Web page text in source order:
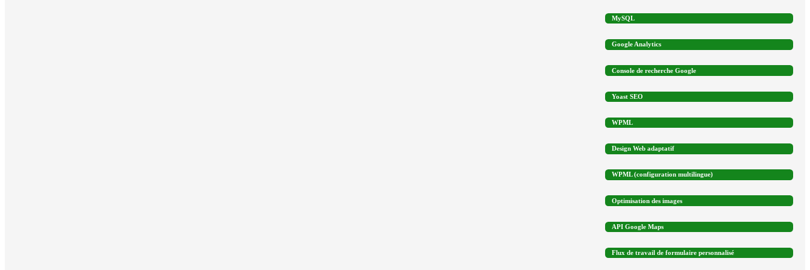
MySQL
Google Analytics
Console de recherche Google
Yoast SEO
WPML
Design Web adaptatif
WPML (configuration multilingue)
Optimisation des images
API Google Maps
Flux de travail de formulaire personnalisé